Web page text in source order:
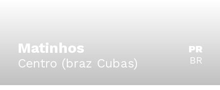
Matinhos
Centro (braz Cubas)
PR
BR